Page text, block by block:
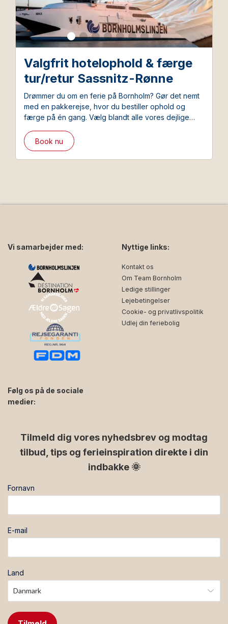
Valgfrit hotelophold & færge
tur/retur Sassnitz-Rønne
Drømmer du om en ferie på Bornholm? Gør det nemt
med en pakkerejse, hvor du bestiller ophold og
færge på én gang. Vælg blandt alle vores dejlige
pakkerejsebillet fra Bornholmslinjen.
Book nu
Vi samarbejder med:
Følg os på de sociale
medier:
Nyttige links:
Kontakt os
Om Team Bornholm
Ledige stillinger
Lejebetingelser
Cookie- og privatlivspolitik
Udlej din feriebolig
Tilmeld dig vores nyhedsbrev og modtag
tilbud, tips og ferieinspiration direkte i din
indbakke 🌞
Fornavn
E-mail
Land